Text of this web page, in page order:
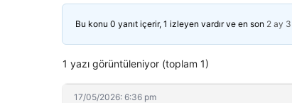
Bu konu 0 yanıt içerir, 1 izleyen vardır ve en son 2 ay
1 yazı görüntüleniyor (toplam 1)
17/05/2026: 6:36 pm